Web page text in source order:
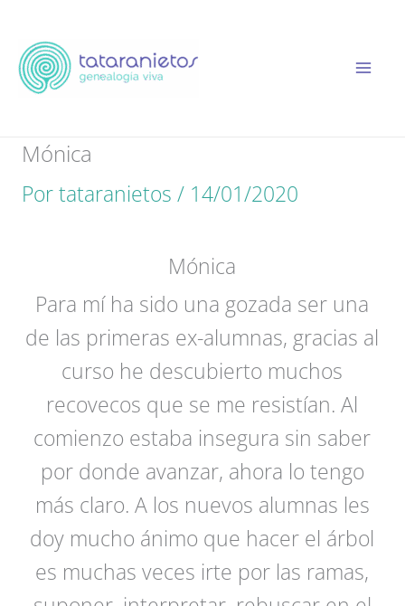
contenido
Mónica
Portataranietos/ 14/01/2020
Mónica
Para mí ha sido una gozada ser una
de las primeras ex-alumnas, gracias al
curso he descubierto muchos
recovecos que se me resistían. Al
comienzo estaba insegura sin saber
por donde avanzar, ahora lo tengo
más claro. A los nuevos alumnas les
doy mucho ánimo que hacer el árbol
es muchas veces irte por las ramas,